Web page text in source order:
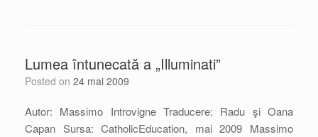
Lumea întunecată a „Illuminati”
Posted on 24 mai 2009
Autor: Massimo Introvigne Traducere: Radu şi Oana
Capan Sursa: CatholicEducation, mai 2009 Massimo